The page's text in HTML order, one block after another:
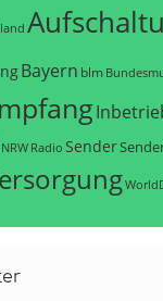
Bayern blm
NRW Radio Sender